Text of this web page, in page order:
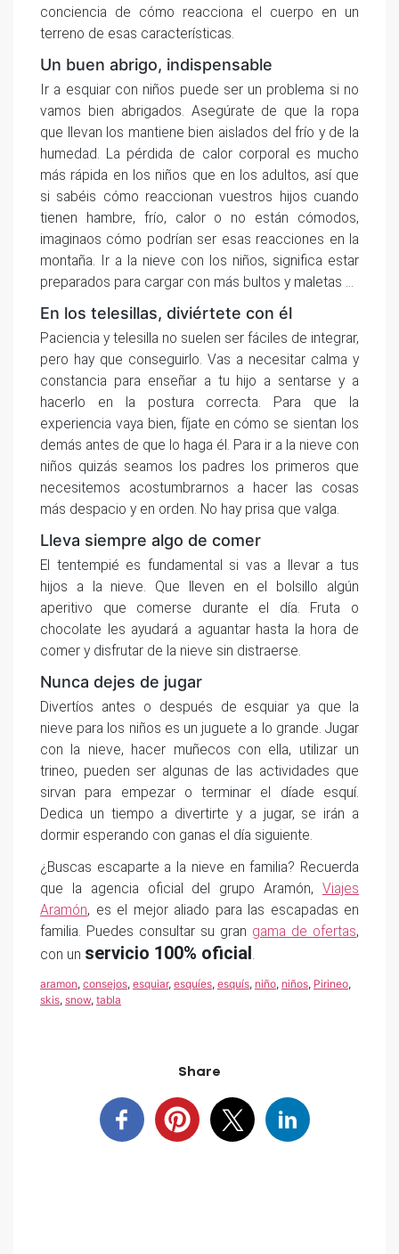
conciencia de cómo reacciona el cuerpo en un
terreno de esas características.
Un buen abrigo, indispensable
Ir a esquiar con niños puede ser un problema si no
vamos bien abrigados. Asegúrate de que la ropa
que llevan los mantiene bien aislados del frío y de la
humedad. La pérdida de calor corporal es mucho
más rápida en los niños que en los adultos, así que
si sabéis cómo reaccionan vuestros hijos cuando
tienen hambre, frío, calor o no están cómodos,
imaginaos cómo podrían ser esas reacciones en la
montaña. Ir a la nieve con los niños, significa estar
preparados para cargar con más bultos y maletas …
En los telesillas, diviértete con él
Paciencia y telesilla no suelen ser fáciles de integrar,
pero hay que conseguirlo. Vas a necesitar calma y
constancia para enseñar a tu hijo a sentarse y a
hacerlo en la postura correcta. Para que la
experiencia vaya bien, fíjate en cómo se sientan los
demás antes de que lo haga él. Para ir a la nieve con
niños quizás seamos los padres los primeros que
necesitemos acostumbrarnos a hacer las cosas
más despacio y en orden. No hay prisa que valga.
Lleva siempre algo de comer
El tentempié es fundamental si vas a llevar a tus
hijos a la nieve. Que lleven en el bolsillo algún
aperitivo que comerse durante el día. Fruta o
chocolate les ayudará a aguantar hasta la hora de
comer y disfrutar de la nieve sin distraerse.
Nunca dejes de jugar
Divertíos antes o después de esquiar ya que la
nieve para los niños es un juguete a lo grande. Jugar
con la nieve, hacer muñecos con ella, utilizar un
trineo, pueden ser algunas de las actividades que
sirvan para empezar o terminar el díade esquí.
Dedica un tiempo a divertirte y a jugar, se irán a
dormir esperando con ganas el día siguiente.
¿Buscas escaparte a la nieve en familia? Recuerda
que la agencia oficial del grupo Aramón, Viajes
Aramón, es el mejor aliado para las escapadas en
familia. Puedes consultar su gran gama de ofertas,
con un servicio 100% oficial.
aramon, consejos, esquiar, esquíes, esquís, niño, niños, Pirineo,
skis, snow, tabla
Share